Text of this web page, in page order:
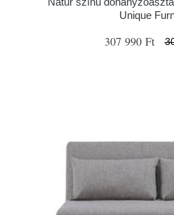
Unique
307 990 Ft